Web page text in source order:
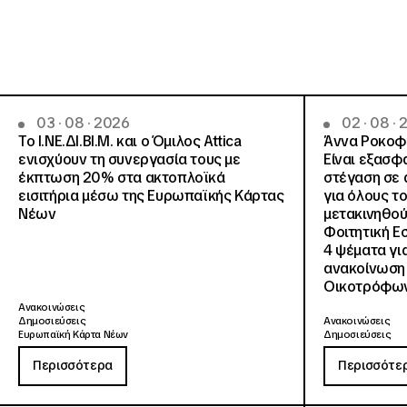
03 · 08 · 2026
Το Ι.ΝΕ.ΔΙ.ΒΙ.Μ. και o Όμιλος Attica
ενισχύουν τη συνεργασία τους με
έκπτωση 20% στα ακτοπλοϊκά
εισιτήρια μέσω της Ευρωπαϊκής Κάρτας
Νέων
Ανακοινώσεις
Δημοσιεύσεις
Ευρωπαϊκή Κάρτα Νέων
Περισσότερα
02 · 08 ·
Άννα
Είναι
στέγαση σε
για όλους
Φοιτητική
4 ψέματα
ανακοίνωση
Ανακοινώσεις
Δημοσιεύσεις